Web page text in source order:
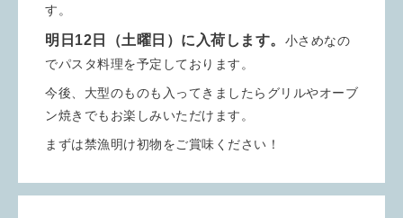
す。
明日12日（土曜日）に入荷します。 小さめなの
でパスタ料理を予定しております。
今後、大型のものも入ってきましたらグリルやオーブ
ン焼きでもお楽しみいただけます。
まずは禁漁明け初物をご賞味ください！